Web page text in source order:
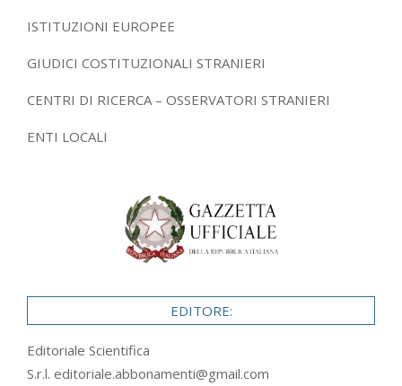
ISTITUZIONI EUROPEE
GIUDICI COSTITUZIONALI STRANIERI
CENTRI DI RICERCA – OSSERVATORI STRANIERI
ENTI LOCALI
EDITORE:
Editoriale Scientifica
S.r.l. editoriale.abbonamenti@gmail.com